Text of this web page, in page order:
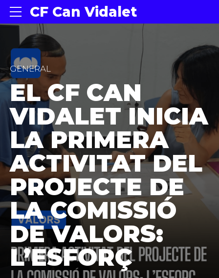
CF Can Vidalet
GENERAL
EL CF CAN
VIDALET INICIA
LA PRIMERA
ACTIVITAT DEL
PROJECTE DE
LA COMISSIÓ
DE VALORS:
L’ESFORÇ